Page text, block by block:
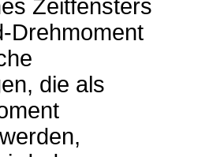
Zeitfensters
Drehmoment
die als